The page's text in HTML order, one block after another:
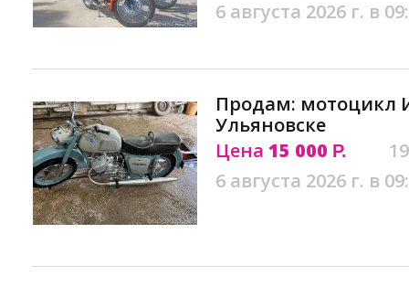
6 августа 2026 г. в
Продам: мотоцикл
Ульяновске
Цена 15 000 Р.
6 августа 2026 г. в